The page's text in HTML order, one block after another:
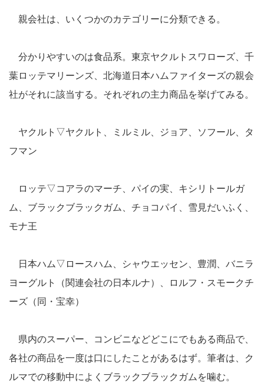
親会社は、いくつかのカテゴリーに分類できる。
分かりやすいのは食品系。東京ヤクルトスワローズ、千
葉ロッテマリーンズ、北海道日本ハムファイターズの親会
社がそれに該当する。それぞれの主力商品を挙げてみる。
ヤクルト▽ヤクルト、ミルミル、ジョア、ソフール、タ
フマン
ロッテ▽コアラのマーチ、パイの実、キシリトールガ
ム、ブラックブラックガム、チョコパイ、雪見だいふく、
モナ王
日本ハム▽ロースハム、シャウエッセン、豊潤、バニラ
ヨーグルト（関連会社の日本ルナ）、ロルフ・スモークチ
ーズ（同・宝幸）
県内のスーパー、コンビニなどどこにでもある商品で、
各社の商品を一度は口にしたことがあるはず。筆者は、ク
ルマでの移動中によくブラックブラックガムを噛む。